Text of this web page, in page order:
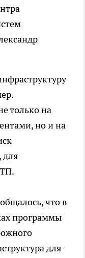
только на
но и на
для
что в
программы
для